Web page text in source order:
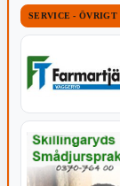
SERVICE - ÖVRIGT